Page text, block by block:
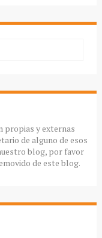
propias y externas
de alguno de esos
blog, por favor
de este blog.